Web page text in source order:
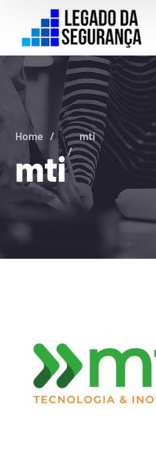
mti
Home mti